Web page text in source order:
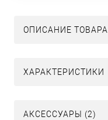
ОПИСАНИЕ ТОВАРА
ХАРАКТЕРИСТИКИ
АКСЕССУАРЫ (2)